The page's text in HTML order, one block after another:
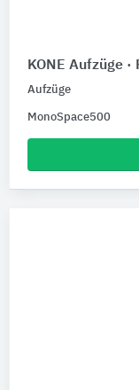
KONE Aufzüge
Aufzüge
MonoSpace500